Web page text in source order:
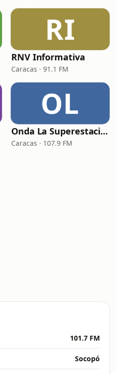
RI
RNV Informativa
Caracas · 91.1 FM
OL
Onda La Superestación
Caracas · 107.9 FM
101.7 FM
Socopó